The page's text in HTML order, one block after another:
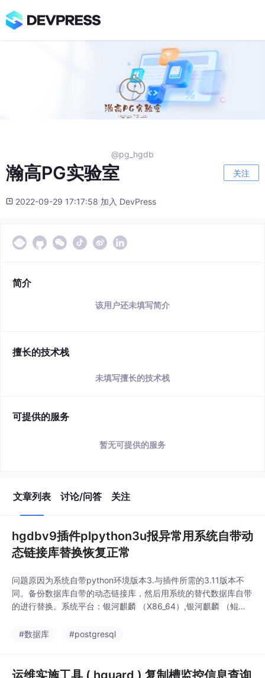
@pg_hgdb
瀚高PG实验室 关注
2022-09-29 17:17:58 加入 DevPress
简介
该用户还未填写简介
擅长的技术栈
未填写擅长的技术栈
可提供的服务
暂无可提供的服务
文章列表 讨论/问答 关注
hgdbv9插件plpython3u报异常用系统自带动
态链接库替换恢复正常
问题原因为系统自带python环境版本3.与插件所需的3.11版本不
同。备份数据库自带的动态链接库，然后用系统的替代数据库自带
的进行替换。系统平台：银河麒麟 （X86_64）,银河麒麟 （鲲
验证数据库python3u插件。版本：9.0.4,9.0.3。查看系统的pyth
#数据库 #postgresql
运维实施工具 ( hguard ) 复制槽监控信息查询